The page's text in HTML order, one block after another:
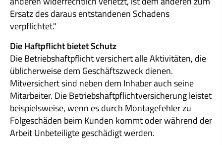
Ersatz des daraus entstandenen Schadens
verpflichtet."
Die Haft­pflicht bietet Schutz
Die Betriebshaftpflicht versichert alle Aktivitäten, die
üblicherweise dem Geschäftszweck dienen.
Mitversichert sind neben dem Inhaber auch seine
Mitarbeiter. Die Betriebshaftpflichtversicherung leistet
beispielsweise, wenn es durch Montagefehler zu
Folgeschäden beim Kunden kommt oder während der
Arbeit Unbeteiligte geschädigt werden.